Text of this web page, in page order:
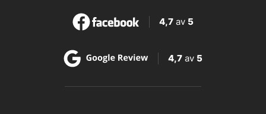
4,7 av 5
4,7 av 5